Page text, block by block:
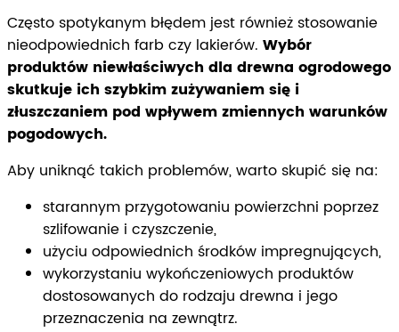
Często spotykanym błędem jest również stosowanie
nieodpowiednich farb czy lakierów. Wybór
produktów niewłaściwych dla drewna ogrodowego
skutkuje ich szybkim zużywaniem się i
złuszczaniem pod wpływem zmiennych warunków
pogodowych.
Aby uniknąć takich problemów, warto skupić się na:
starannym przygotowaniu powierzchni poprzez
szlifowanie i czyszczenie,
użyciu odpowiednich środków impregnujących,
wykorzystaniu wykończeniowych produktów
dostosowanych do rodzaju drewna i jego
przeznaczenia na zewnątrz.